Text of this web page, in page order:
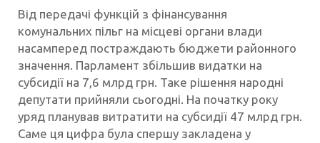
Від передачі функцій з фінансування
комунальних пільг на місцеві органи влади
насамперед постраждають бюджети районного
значення. Парламент збільшив видатки на
субсидії на 7,6 млрд грн. Таке рішення народні
депутати прийняли сьогодні. На початку року
уряд планував витратити на субсидії 47 млрд грн.
Саме ця цифра була спершу закладена у